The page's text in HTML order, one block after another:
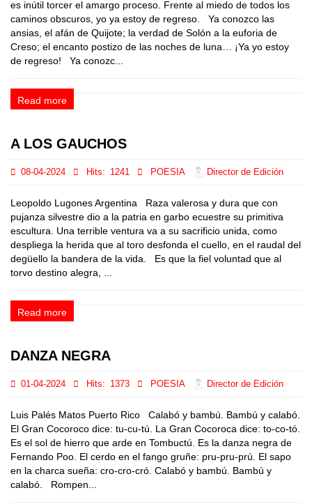
es inútil torcer el amargo proceso. Frente al miedo de todos los
caminos obscuros, yo ya estoy de regreso. Ya conozco las
ansias, el afán de Quijote; la verdad de Solón a la euforia de
Creso; el encanto postizo de las noches de luna… ¡Ya yo estoy
de regreso! Ya conozc...
Read more
A LOS GAUCHOS
08-04-2024 Hits: 1241 POESIA Director de Edición
Leopoldo Lugones Argentina Raza valerosa y dura que con
pujanza silvestre dio a la patria en garbo ecuestre su primitiva
escultura. Una terrible ventura va a su sacrificio unida, como
despliega la herida que al toro desfonda el cuello, en el raudal del
degüello la bandera de la vida. Es que la fiel voluntad que al
torvo destino alegra, ...
Read more
DANZA NEGRA
01-04-2024 Hits: 1373 POESIA Director de Edición
Luis Palés Matos Puerto Rico Calabó y bambú. Bambú y calabó.
El Gran Cocoroco dice: tu-cu-tú. La Gran Cocoroca dice: to-co-tó.
Es el sol de hierro que arde en Tombuctú. Es la danza negra de
Fernando Poo. El cerdo en el fango gruñe: pru-pru-prú. El sapo
en la charca sueña: cro-cro-cró. Calabó y bambú. Bambú y
calabó. Rompen...